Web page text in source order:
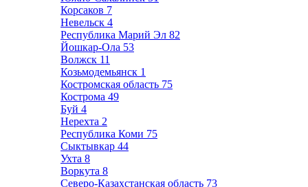
Корсаков 7
Невельск 4
Республика Марий Эл 82
Йошкар-Ола 53
Волжск 11
Козьмодемьянск 1
Костромская область 75
Кострома 49
Буй 4
Нерехта 2
Республика Коми 75
Сыктывкар 44
Ухта 8
Воркута 8
Северо-Казахстанская область 73